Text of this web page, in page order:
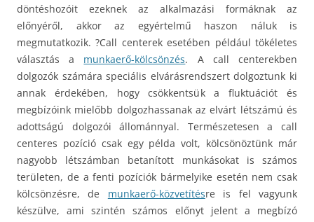
döntéshozóit ezeknek az alkalmazási formáknak az
előnyéről, akkor az egyértelmű haszon náluk is
megmutatkozik. ?Call centerek esetében például tökéletes
választás a munkaerő-kölcsönzés. A call centerekben
dolgozók számára speciális elvárásrendszert dolgoztunk ki
annak érdekében, hogy csökkentsük a fluktuációt és
megbízóink mielőbb dolgozhassanak az elvárt létszámú és
adottságú dolgozói állománnyal. Természetesen a call
centeres pozíció csak egy példa volt, kölcsönöztünk már
nagyobb létszámban betanított munkásokat is számos
területen, de a fenti pozíciók bármelyike esetén nem csak
kölcsönzésre, de munkaerő-közvetítésre is fel vagyunk
készülve, ami szintén számos előnyt jelent a megbízó